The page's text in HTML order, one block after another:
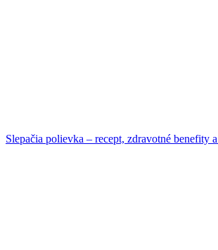
Slepačia polievka – recept, zdravotné benefity